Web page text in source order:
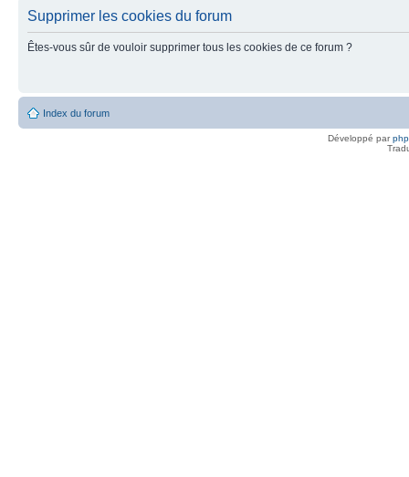
Supprimer les cookies du forum
Êtes-vous sûr de vouloir supprimer tous les cookies de ce forum ?
Index du forum
Développé par